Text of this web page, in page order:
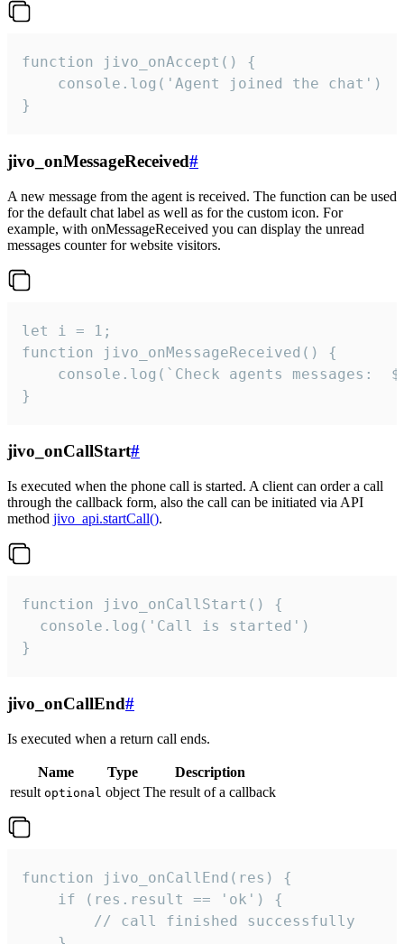
function jivo_onAccept() {
}
jivo_onMessageReceived#
A new message from the agent is received. The function can be used
for the default chat label as well as for the custom icon. For
example, with onMessageReceived you can display the unread
messages counter for website visitors.
let i = 1;
function jivo_onMessageReceived() {
}
jivo_onCallStart#
Is executed when the phone call is started. A client can order a call
through the callback form, also the call can be initiated via API
method jivo_api.startCall().
function jivo_onCallStart() {
  console.log('Call is started')
}
jivo_onCallEnd#
Is executed when a return call ends.
Name Type
Description
result optional object The result of a callback
function jivo_onCallEnd(res) {
    if (res.result == 'ok') {
        // call finished successfully